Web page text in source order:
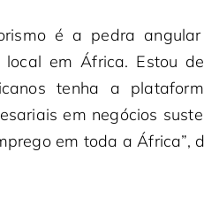
é a pedra
local em África. Estou
tenha a
em negócios
em toda a África”,